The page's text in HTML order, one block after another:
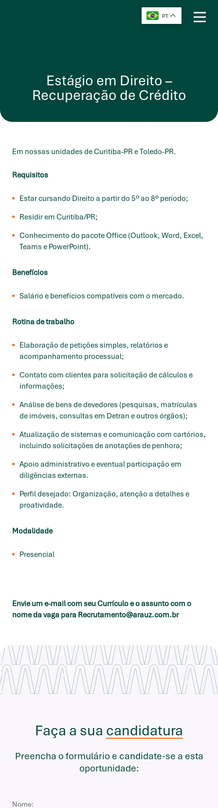
PT
Estágio em Direito –
Recuperação de Crédito
Em nossas unidades de Curitiba-PR e Toledo-PR.
Requisitos
Estar cursando Direito a partir do 5º ao 8º período;
Residir em Curitiba/PR;
Conhecimento do pacote Office (Outlook, Word, Excel,
Teams e PowerPoint).
Benefícios
Salário e benefícios compatíveis com o mercado.
Rotina de trabalho
Elaboração de petições simples, relatórios e
acompanhamento processual;
Contato com clientes para solicitação de cálculos e
informações;
Análise de bens de devedores (pesquisas, matrículas
de imóveis, consultas em Detran e outros órgãos);
Atualização de sistemas e comunicação com cartórios,
incluindo solicitações de anotações de penhora;
Apoio administrativo e eventual participação em
diligências externas.
Perfil desejado: Organização, atenção a detalhes e
proatividade.
Modalidade
Presencial
Envie um e-mail com seu Currículo e o assunto com o
nome da vaga para Recrutamento@arauz.com.br
Faça a sua candidatura
Preencha o formulário e candidate-se a esta
oportunidade: